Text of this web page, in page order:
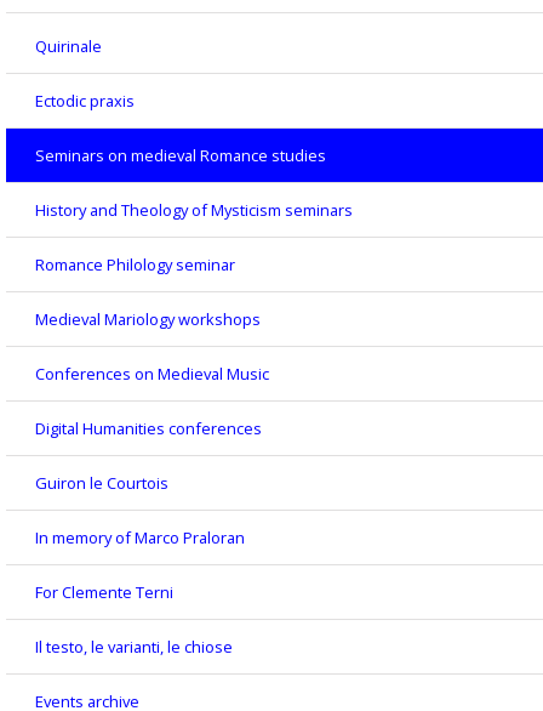
Quirinale
Ectodic praxis
Seminars on medieval Romance studies
History and Theology of Mysticism seminars
Romance Philology seminar
Medieval Mariology workshops
Conferences on Medieval Music
Digital Humanities conferences
Guiron le Courtois
In memory of Marco Praloran
For Clemente Terni
Il testo, le varianti, le chiose
Events archive